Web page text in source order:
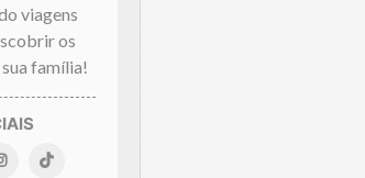
viagens
os
família!